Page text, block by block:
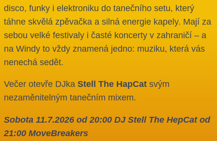
disco, funky i elektroniku do tanečního setu, který
táhne skvělá zpěvačka a silná energie kapely. Mají za
sebou velké festivaly i časté koncerty v zahraničí – a
na Windy to vždy znamená jedno: muziku, která vás
nenechá sedět.
Večer otevře DJka Stell The HapCat svým
nezaměnitelným tanečním mixem.
Sobota 11.7.2026 od 20:00 DJ Stell The HepCat od
21:00 MoveBreakers